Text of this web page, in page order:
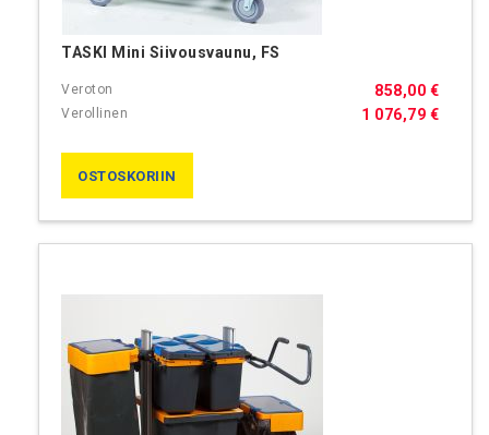
TASKI Mini Siivousvaunu, FS
1 076,79 €
858,00 €
OSTOSKORIIN